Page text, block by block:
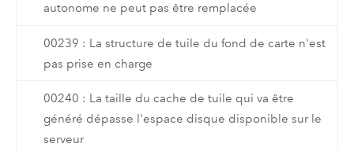
autonome ne peut pas être remplacée
00239 : La structure de tuile du fond de carte n'est
pas prise en charge
00240 : La taille du cache de tuile qui va être
généré dépasse l'espace disque disponible sur le
serveur